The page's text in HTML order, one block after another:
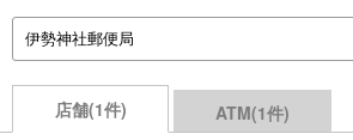
店舗(1件) ATM(1件)